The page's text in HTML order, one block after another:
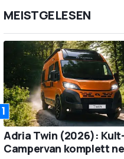
MEISTGELESEN
1
Adria Twin (2026): Kult-
Campervan komplett